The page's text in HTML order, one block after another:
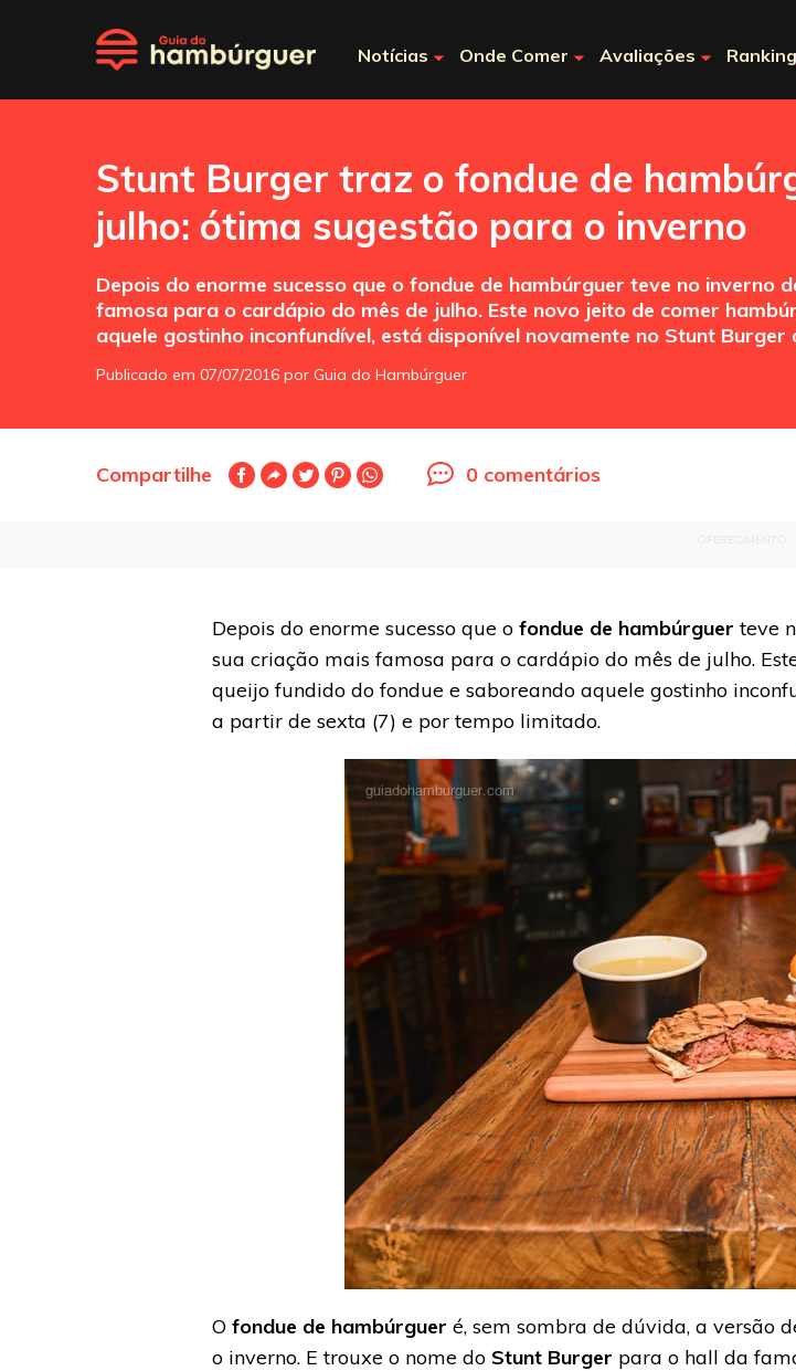
Notícias Onde Comer Avaliações Ranking
Stunt Burger traz o fondue de
julho: ótima sugestão para o inverno
Depois do enorme sucesso que o fondue de hambúrguer teve no
famosa para o cardápio do mês de julho. Este novo jeito de comer
aquele gostinho inconfundível, está disponível novamente no Stunt
Publicado em 07/07/2016 por Guia do Hambúrguer
Compartilhe 0 comentários
Depois do enorme sucesso que o fondue de hambúrguer teve
sua criação mais famosa para o cardápio do mês de julho.
queijo fundido do fondue e saboreando aquele gostinho
a partir de sexta (7) e por tempo limitado.
O fondue de hambúrguer é, sem sombra de dúvida, a versão
o inverno. E trouxe o nome do Stunt Burger para o hall da